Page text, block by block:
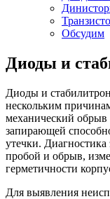
Обсудим
Диоды и
Диоды и
нескольким
механический обрыв
запирающей
утечки. Диагностика
пробой и обрыв,
герметичности
Для выявления